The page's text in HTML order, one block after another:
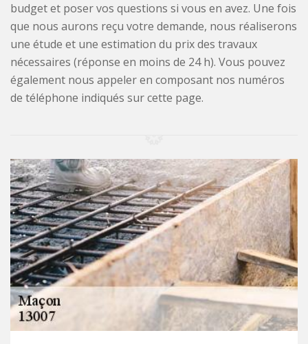
budget et poser vos questions si vous en avez. Une fois
que nous aurons reçu votre demande, nous réaliserons
une étude et une estimation du prix des travaux
nécessaires (réponse en moins de 24 h). Vous pouvez
également nous appeler en composant nos numéros
de téléphone indiqués sur cette page.